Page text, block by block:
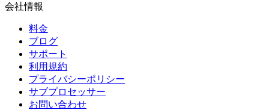
会社情報
料金
ブログ
サポート
利用規約
プライバシーポリシー
サブプロセッサー
お問い合わせ